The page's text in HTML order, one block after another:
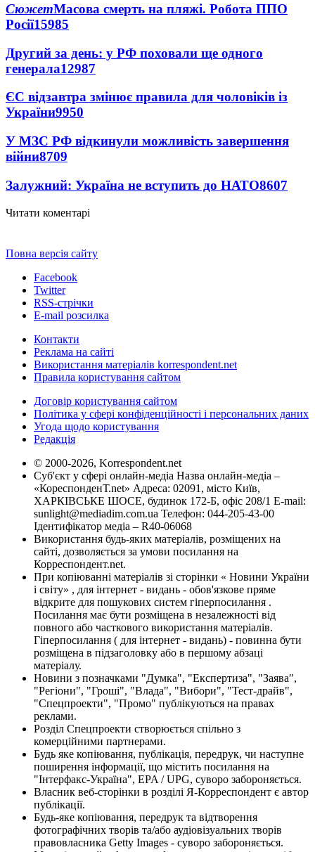
СюжетМасова смерть на пляжі. Робота ППО
Росії15985
Другий за день: у РФ поховали ще одного
генерала12987
ЄС відзавтра змінює правила для чоловіків із
України9950
У МЗС РФ відкинули можливість завершення
війни8709
Залужний: Україна не вступить до НАТО8607
Читати коментарі
Повна версія сайту
Facebook
Twitter
RSS-стрічки
E-mail розсилка
Контакти
Реклама на сайті
Використання матеріалів korrespondent.net
Правила користування сайтом
Договір користування сайтом
Політика у сфері конфіденційності і персональних даних
Угода щодо користування
Редакція
© 2000-2026, Korrespondent.net
Суб'єкт у сфері онлайн-медіа Назва онлайн-медіа –
«КореспонденТ.net» Адреса: 02091, місто Київ,
ХАРКІВСЬКЕ ШОСЕ, будинок 172-Б, офіс 208/1 E-mail:
sunlight@mediadim.com.ua Телефон: 044-205-43-00
Ідентифікатор медіа – R40-06068
Використання будь-яких матеріалів, розміщених на
сайті, дозволяється за умови посилання на
Корреспондент.net.
При копіюванні матеріалів зі сторінки « Новини України
і світу» , для інтернет - видань - обов'язкове пряме
відкрите для пошукових систем гіперпосилання .
Посилання має бути розміщена в незалежності від
повного або часткового використання матеріалів.
Гіперпосилання ( для інтернет - видань) - повинна бути
розміщена в підзаголовку або в першому абзаці
матеріалу.
Новини з позначками "Думка", "Експертиза", "Заява",
"Регіони", "Гроші", "Влада", "Вибори", "Тест-драйв",
"Спецпроекти", "Промо" публікуються на правах
реклами.
Розділ Спецпроекти створюється спільно з
комерційними партнерами.
Будь яке копіювання, публікація, передрук, чи наступне
поширення інформації, що містить посилання на
"Інтерфакс-Україна", EPA / UPG, суворо забороняється.
Власник веб-сторінки в розділі Я-Корреспондент є автор
публікації.
Будь-яке копіювання, передрук та відтворення
фотографічних творів та/або аудіовізуальних творів
правовласника Getty Images - суворо забороняється.